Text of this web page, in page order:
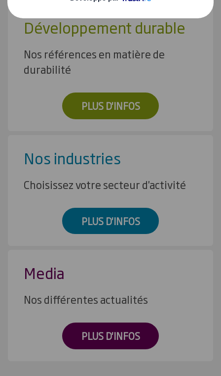
Développement durable
Nos références en matière de
durabilité
PLUS D'INFOS
Nos industries
Choisissez votre secteur d'activité
PLUS D'INFOS
Media
Nos différentes actualités
PLUS D'INFOS